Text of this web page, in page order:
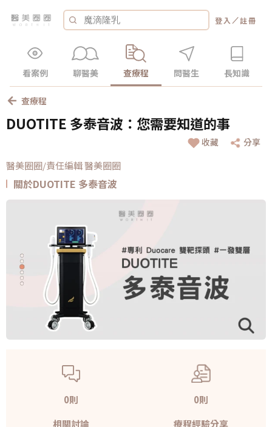
登入 ／註冊
看案例 聊醫美 查療程 問醫生 長知識
查療程
DUOTITE 多泰音波：您需要知道的事
收藏 分享
醫美圈圈/責任編輯 醫美圈圈
關於DUOTITE 多泰音波
0則
相關討論
0則
療程經驗分享